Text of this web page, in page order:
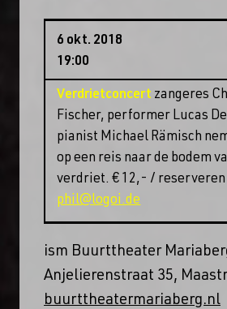
6 okt. 2018
19:00
Verdrietconcert zangeres
Fischer, performer Lucas
pianist Michael Rämisch
op een reis naar de bodem
verdriet. € 12,- / reserveren
phil@logoi.de
ism Buurttheater
Anjelierenstraat 35,
buurttheatermariaberg.nl